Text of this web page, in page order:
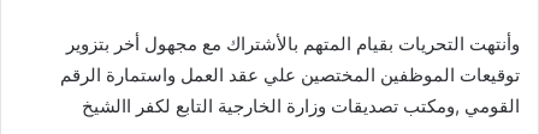
وأنتهت التحريات بقيام المتهم بالأشتراك مع مجهول أخر بتزوير
توقيعات الموظفين المختصين علي عقد العمل واستمارة الرقم
القومي ,ومكتب تصديقات وزارة الخارجية التابع لكفر االشيخ